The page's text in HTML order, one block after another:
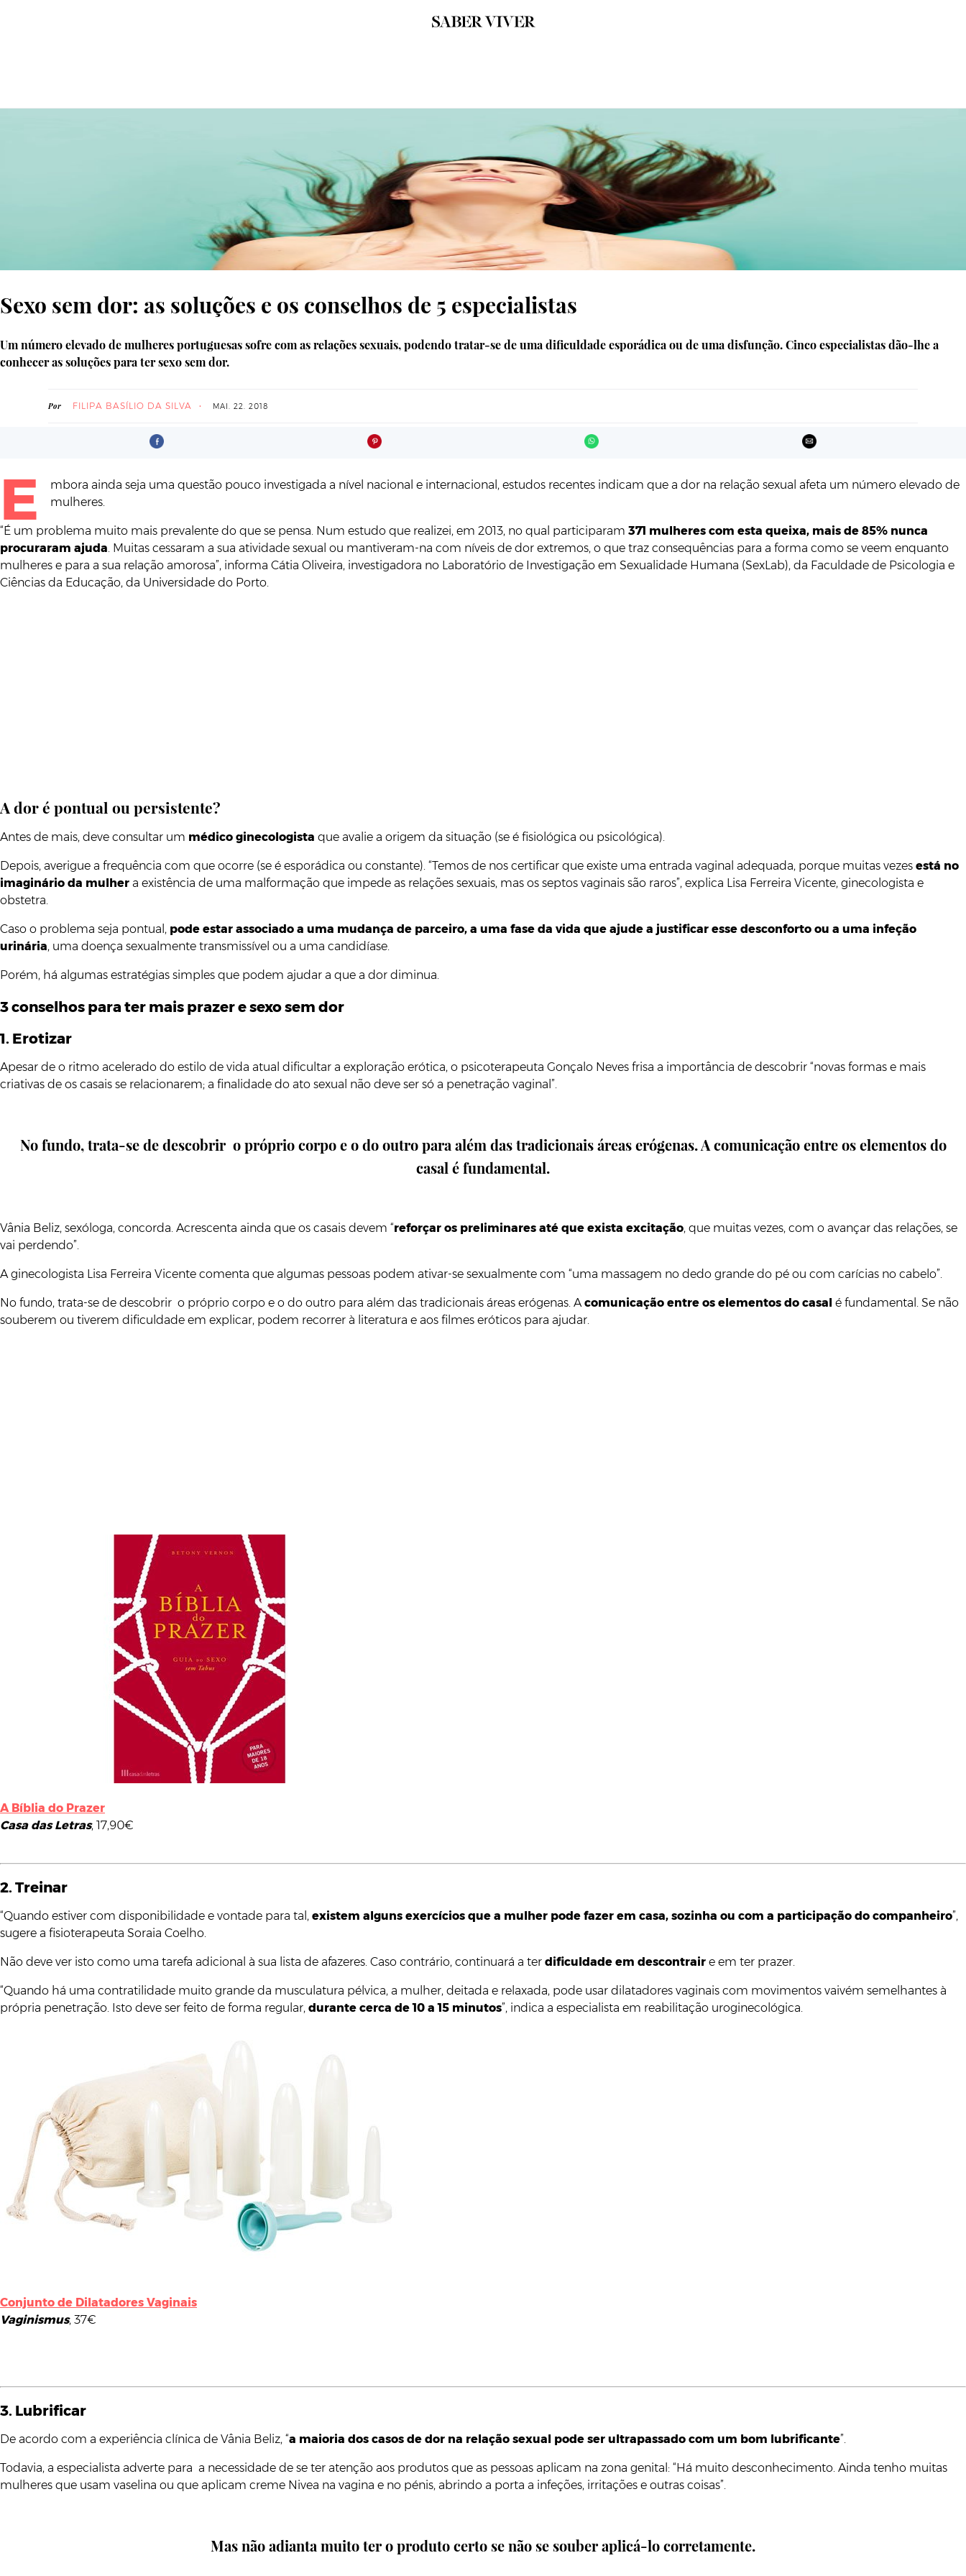
Sexo sem dor: as soluções e os conselhos de 5 especialistas
Um número elevado de mulheres portuguesas sofre com as relações sexuais, podendo tratar-se de uma dificuldade esporádica ou de uma disfunção. Cinco especialistas dão-lhe a
conhecer as soluções para ter sexo sem dor.
Por FILIPA BASÍLIO DA SILVA MAI. 22. 2018
E
mbora ainda seja uma questão pouco investigada a nível nacional e internacional, estudos recentes indicam que a dor na relação sexual afeta um número elevado de
mulheres.
“É um problema muito mais prevalente do que se pensa. Num estudo que realizei, em 2013, no qual participaram 371 mulheres com esta queixa, mais de 85% nunca
procuraram ajuda . Muitas cessaram a sua atividade sexual ou mantiveram-na com níveis de dor extremos, o que traz consequências para a forma como se veem enquanto
mulheres e para a sua relação amorosa”, informa Cátia Oliveira, investigadora no Laboratório de Investigação em Sexualidade Humana (SexLab), da Faculdade de Psicologia e
Ciências da Educação, da Universidade do Porto.
A dor é pontual ou persistente?
Antes de mais, deve consultar um médico ginecologista que avalie a origem da situação (se é fisiológica ou psicológica).
Depois, averigue a frequência com que ocorre (se é esporádica ou constante). “Temos de nos certificar que existe uma entrada vaginal adequada, porque muitas vezes está no
imaginário da mulher a existência de uma malformação que impede as relações sexuais, mas os septos vaginais são raros”, explica Lisa Ferreira Vicente, ginecologista e
obstetra.
Caso o problema seja pontual, pode estar associado a uma mudança de parceiro, a uma fase da vida que ajude a justificar esse desconforto ou a uma infeção
urinária, uma doença sexualmente transmissível ou a uma candidíase.
Porém, há algumas estratégias simples que podem ajudar a que a dor diminua.
3 conselhos para ter mais prazer e sexo sem dor
1. Erotizar
Apesar de o ritmo acelerado do estilo de vida atual dificultar a exploração erótica, o psicoterapeuta Gonçalo Neves frisa a importância de descobrir “novas formas e mais
criativas de os casais se relacionarem; a finalidade do ato sexual não deve ser só a penetração vaginal”.
No fundo, trata-se de descobrir o próprio corpo e o do outro para além das tradicionais áreas erógenas. A comunicação entre os elementos do
casal é fundamental.
Vânia Beliz, sexóloga, concorda. Acrescenta ainda que os casais devem “reforçar os preliminares até que exista excitação, que muitas vezes, com o avançar das relações, se
vai perdendo”.
A ginecologista Lisa Ferreira Vicente comenta que algumas pessoas podem ativar-se sexualmente com “uma massagem no dedo grande do pé ou com carícias no cabelo”.
No fundo, trata-se de descobrir o próprio corpo e o do outro para além das tradicionais áreas erógenas. Acomunicação entre os elementos do casal é fundamental. Se não
souberem ou tiverem dificuldade em explicar, podem recorrer à literatura e aos filmes eróticos para ajudar.
A Bíblia do Prazer
Casa das Letras, 17,90€
2. Treinar
“Quando estiver com disponibilidade e vontade para tal, existem alguns exercícios que a mulher pode fazer em casa, sozinha ou com a participação do companheiro”,
sugere a fisioterapeuta Soraia Coelho.
Não deve ver isto como uma tarefa adicional à sua lista de afazeres. Caso contrário, continuará a ter dificuldade em descontrair e em ter prazer.
“Quando há uma contratilidade muito grande da musculatura pélvica, a mulher, deitada e relaxada, pode usar dilatadores vaginais com movimentos vaivém semelhantes à
própria penetração. Isto deve ser feito de forma regular, durante cerca de 10 a 15 minutos”, indica a especialista em reabilitação uroginecológica.
Conjunto de Dilatadores Vaginais
Vaginismus, 37€
3. Lubrificar
De acordo com a experiência clínica de Vânia Beliz, “a maioria dos casos de dor na relação sexual pode ser ultrapassado com um bom lubrificante”.
Todavia, a especialista adverte para a necessidade de se ter atenção aos produtos que as pessoas aplicam na zona genital: “Há muito desconhecimento. Ainda tenho muitas
mulheres que usam vaselina ou que aplicam creme Nivea na vagina e no pénis, abrindo a porta a infeções, irritações e outras coisas”.
Mas não adianta muito ter o produto certo se não se souber aplicá-lo corretamente.